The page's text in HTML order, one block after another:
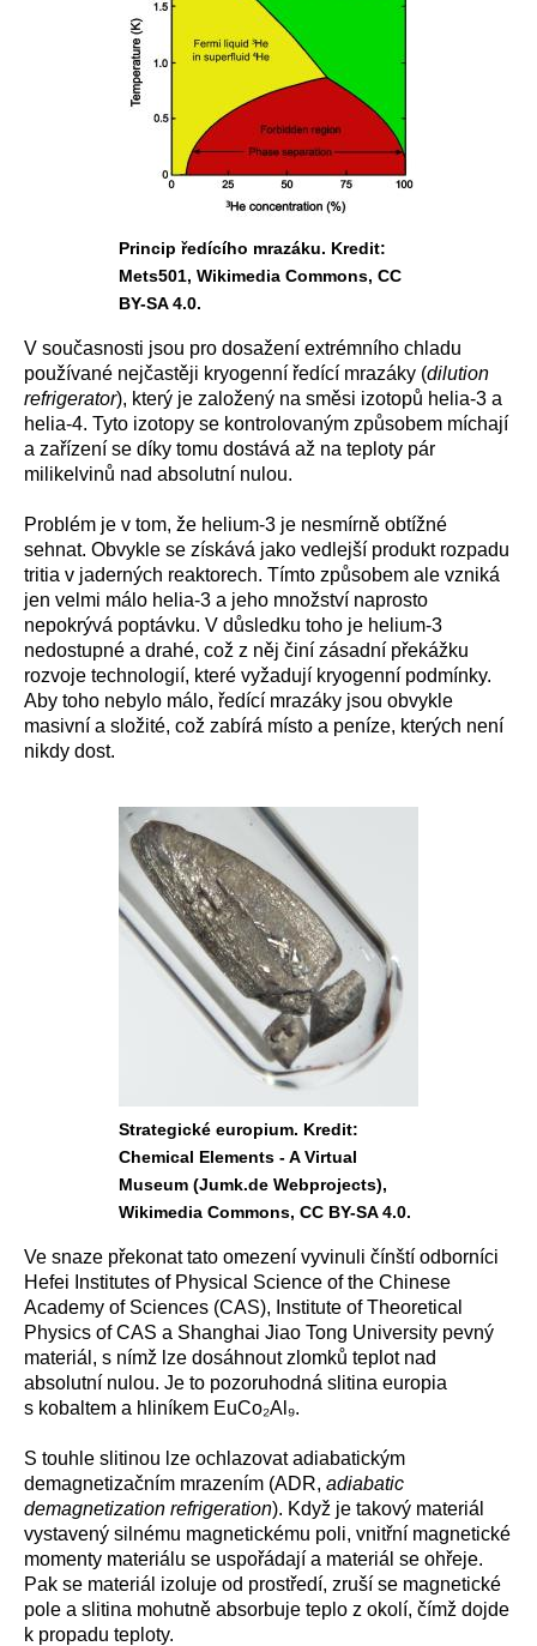
Princip ředícího mrazáku. Kredit:
Mets501, Wikimedia Commons, CC
BY-SA 4.0.
V současnosti jsou pro dosažení extrémního chladu
používané nejčastěji kryogenní ředící mrazáky (dilution
refrigerator), který je založený na směsi izotopů helia-3 a
helia-4. Tyto izotopy se kontrolovaným způsobem míchají
a zařízení se díky tomu dostává až na teploty pár
milikelvinů nad absolutní nulou.
Problém je v tom, že helium-3 je nesmírně obtížné
sehnat. Obvykle se získává jako vedlejší produkt rozpadu
tritia v jaderných reaktorech. Tímto způsobem ale vzniká
jen velmi málo helia-3 a jeho množství naprosto
nepokrývá poptávku. V důsledku toho je helium-3
nedostupné a drahé, což z něj činí zásadní překážku
rozvoje technologií, které vyžadují kryogenní podmínky.
Aby toho nebylo málo, ředící mrazáky jsou obvykle
masivní a složité, což zabírá místo a peníze, kterých není
nikdy dost.
Strategické europium. Kredit:
Chemical Elements - A Virtual
Museum (Jumk.de Webprojects),
Wikimedia Commons, CC BY-SA 4.0.
Ve snaze překonat tato omezení vyvinuli čínští odborníci
Hefei Institutes of Physical Science of the Chinese
Academy of Sciences (CAS), Institute of Theoretical
Physics of CAS a Shanghai Jiao Tong University pevný
materiál, s nímž lze dosáhnout zlomků teplot nad
absolutní nulou. Je to pozoruhodná slitina europia
s kobaltem a hliníkem EuCo₂Al₉.
S touhle slitinou lze ochlazovat adiabatickým
demagnetizačním mrazením (ADR, adiabatic
demagnetization refrigeration). Když je takový materiál
vystavený silnému magnetickému poli, vnitřní magnetické
momenty materiálu se uspořádají a materiál se ohřeje.
Pak se materiál izoluje od prostředí, zruší se magnetické
pole a slitina mohutně absorbuje teplo z okolí, čímž dojde
k propadu teploty.